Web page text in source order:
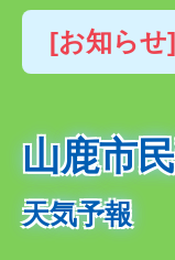
[お知らせ]
山鹿市
天気予報